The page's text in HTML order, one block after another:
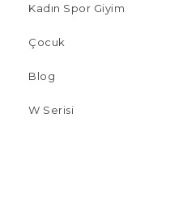
Kadın Spor Giyim
Çocuk
Blog
W Serisi